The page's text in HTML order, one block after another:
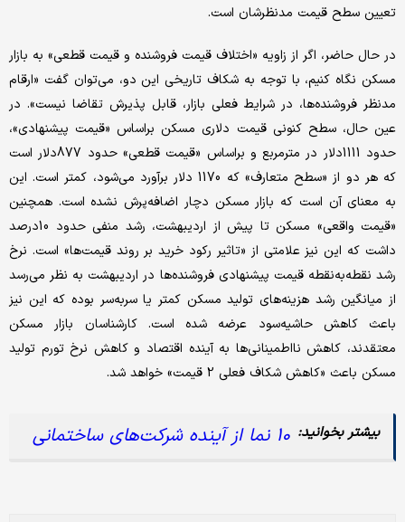
تعیین سطح قیمت مدنظرشان است.
در حال حاضر، اگر از زاویه «اختلاف قیمت فروشنده و قیمت قطعی» به بازار
مسکن نگاه کنیم، با توجه به شکاف تاریخی این دو، می‌توان گفت «ارقام
مدنظر فروشنده‌ها، در شرایط فعلی بازار، قابل پذیرش تقاضا نیست». در
عین حال، سطح کنونی قیمت دلاری مسکن براساس «قیمت پیشنهادی»،
حدود 1111دلار در مترمربع و براساس «قیمت قطعی» حدود 877دلار است
که هر دو از «سطح متعارف» که 1170 دلار برآورد می‌شود، کمتر است. این
به معنای آن است که بازار مسکن دچار اضافه‌پرش نشده است. همچنین
«قیمت واقعی» مسکن تا پیش از اردیبهشت،‌ رشد منفی حدود 10درصد
داشت که این نیز علامتی از «تاثیر رکود خرید بر روند قیمت‌ها» است. نرخ
رشد نقطه‌به‌نقطه قیمت پیشنهادی فروشنده‌ها در اردیبهشت به نظر می‌رسد
از میانگین رشد هزینه‌های تولید مسکن کمتر یا سربه‌سر بوده که این نیز
باعث کاهش حاشیه‌سود عرضه شده است. کارشناسان بازار مسکن
معتقدند، کاهش نااطمینانی‌ها به آینده اقتصاد و کاهش نرخ تورم تولید
مسکن باعث «کاهش شکاف فعلی 2 قیمت» خواهد شد.
۱۰ نما از آینده شرکت‌‌های ساختمانی